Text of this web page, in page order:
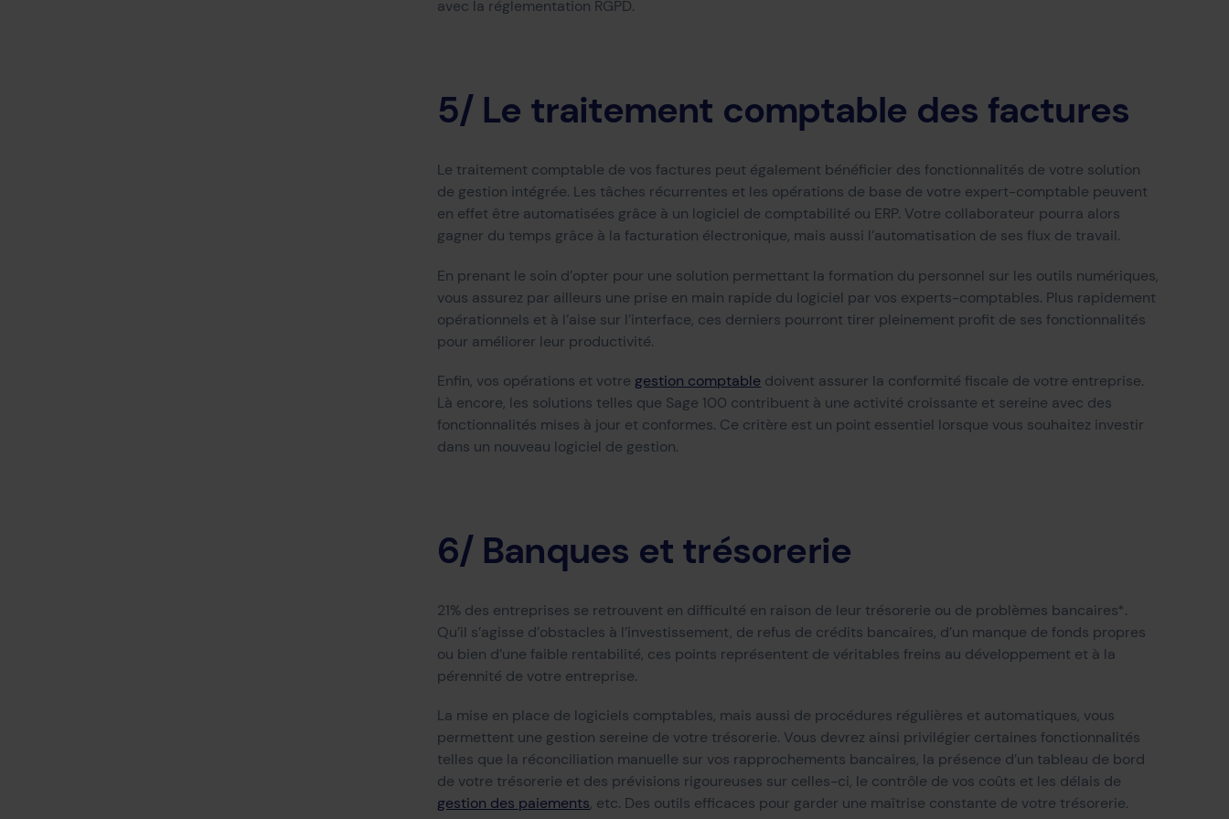
avec la réglementation RGPD.
5/ Le traitement comptable des factures
Le traitement comptable de vos factures peut également bénéficier des fonctionnalités de votre solution
de gestion intégrée. Les tâches récurrentes et les opérations de base de votre expert-comptable peuvent
en effet être automatisées grâce à un logiciel de comptabilité ou ERP. Votre collaborateur pourra alors
gagner du temps grâce à la facturation électronique, mais aussi l’automatisation de ses flux de travail.
En prenant le soin d’opter pour une solution permettant la formation du personnel sur les outils numériques,
vous assurez par ailleurs une prise en main rapide du logiciel par vos experts-comptables. Plus rapidement
opérationnels et à l’aise sur l’interface, ces derniers pourront tirer pleinement profit de ses fonctionnalités
pour améliorer leur productivité.
Enfin, vos opérations et votre gestion comptable doivent assurer la conformité fiscale de votre entreprise.
Là encore, les solutions telles que Sage 100 contribuent à une activité croissante et sereine avec des
fonctionnalités mises à jour et conformes. Ce critère est un point essentiel lorsque vous souhaitez investir
dans un nouveau logiciel de gestion.
6/ Banques et trésorerie
21% des entreprises se retrouvent en difficulté en raison de leur trésorerie ou de problèmes bancaires*.
Qu’il s’agisse d’obstacles à l’investissement, de refus de crédits bancaires, d’un manque de fonds propres
ou bien d’une faible rentabilité, ces points représentent de véritables freins au développement et à la
pérennité de votre entreprise.
La mise en place de logiciels comptables, mais aussi de procédures régulières et automatiques, vous
permettent une gestion sereine de votre trésorerie. Vous devrez ainsi privilégier certaines fonctionnalités
telles que la réconciliation manuelle sur vos rapprochements bancaires, la présence d’un tableau de bord
de votre trésorerie et des prévisions rigoureuses sur celles-ci, le contrôle de vos coûts et les délais de
gestion des paiements, etc. Des outils efficaces pour garder une maîtrise constante de votre trésorerie.